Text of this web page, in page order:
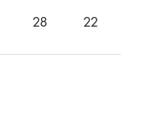
28 22